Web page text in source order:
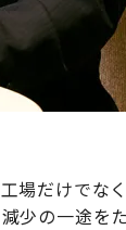
場だけでな
少の一途を